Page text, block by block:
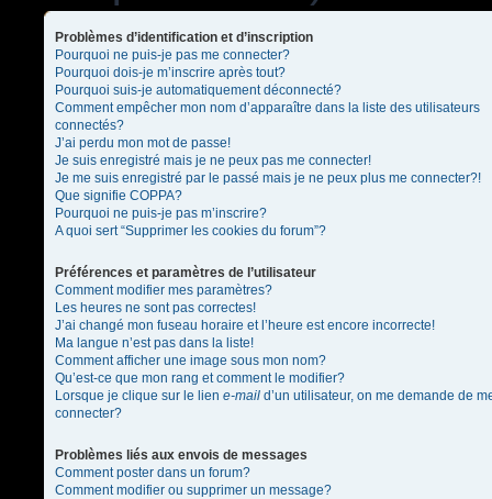
Problèmes d’identification et d’inscription
Pourquoi ne puis-je pas me connecter?
Pourquoi dois-je m’inscrire après tout?
Pourquoi suis-je automatiquement déconnecté?
Comment empêcher mon nom d’apparaître dans la liste des utilisateurs
connectés?
J’ai perdu mon mot de passe!
Je suis enregistré mais je ne peux pas me connecter!
Je me suis enregistré par le passé mais je ne peux plus me connecter?!
Que signifie COPPA?
Pourquoi ne puis-je pas m’inscrire?
A quoi sert “Supprimer les cookies du forum”?
Préférences et paramètres de l’utilisateur
Comment modifier mes paramètres?
Les heures ne sont pas correctes!
J’ai changé mon fuseau horaire et l’heure est encore incorrecte!
Ma langue n’est pas dans la liste!
Comment afficher une image sous mon nom?
Qu’est-ce que mon rang et comment le modifier?
Lorsque je clique sur le lien e-mail d’un utilisateur, on me demande de
connecter?
Problèmes liés aux envois de messages
Comment poster dans un forum?
Comment modifier ou supprimer un message?